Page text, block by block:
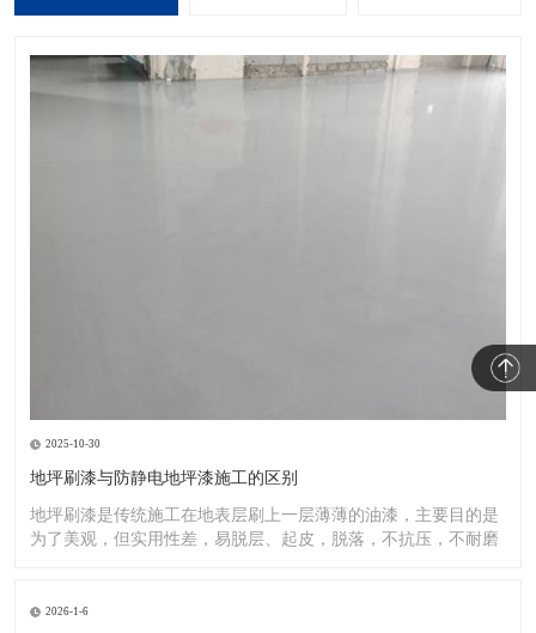
2025-10-30
地坪刷漆与防静电地坪漆施工的区别
地坪刷漆是传统施工在地表层刷上一层薄薄的油漆，主要目的是
为了美观，但实用性差，易脱层、起皮，脱落，不抗压，不耐磨
2026-1-6